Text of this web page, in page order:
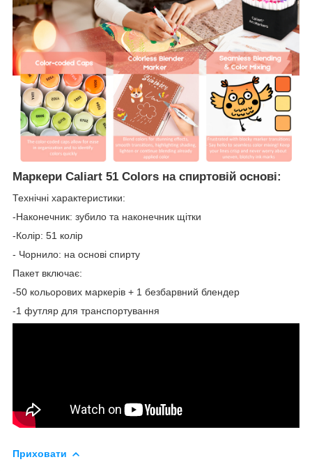
Маркери Caliart 51 Colors на спиртовій основі:
Технічні характеристики:
-Наконечник: зубило та наконечник щітки
-Колір: 51 колір
- Чорнило: на основі спирту
Пакет включає:
-50 кольорових маркерів + 1 безбарвний блендер
-1 футляр для транспортування
Приховати